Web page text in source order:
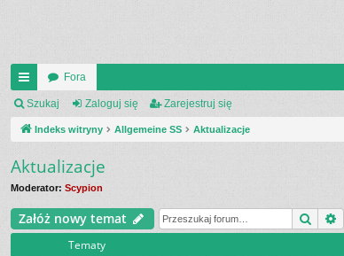
UI
C
K
_L
IN
K
Fora
Szukaj Zaloguj się Zarejestruj się
Indeks witryny Allgemeine SS Aktualizacje
Aktualizacje
Moderator: Scypion
Załóż nowy temat Szukaj
Tematy